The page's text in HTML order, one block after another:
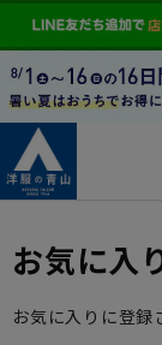
お気に入
お気に入りに登録